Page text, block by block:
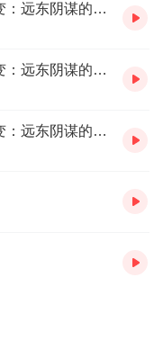
抗战纪实 020 石原莞尔与九一八事变：远东阴谋的核心操盘手2
抗战纪实 021 石原莞尔与九一八事变：远东阴谋的核心操盘手3
抗战纪实 022 石原莞尔与九一八事变：远东阴谋的核心操盘手4